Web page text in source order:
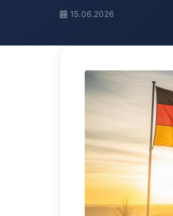
15.06.2026